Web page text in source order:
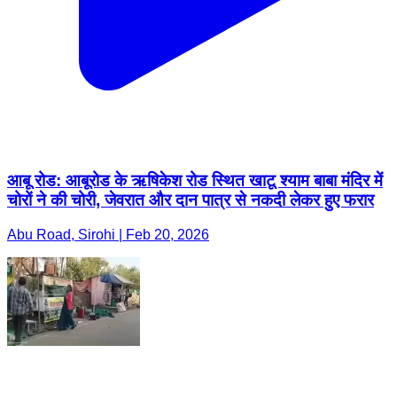
आबू रोड: आबूरोड के ऋषिकेश रोड स्थित खाटू श्याम बाबा मंदिर में
चोरों ने की चोरी, जेवरात और दान पात्र से नकदी लेकर हुए फरार
Abu Road, Sirohi | Feb 20, 2026